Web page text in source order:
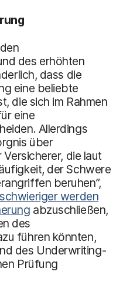
des erhöhten
dass die
eine beliebte
die sich im Rahmen
eine
Allerdings
über
die laut
der Schwere
beruhen”,
werden
abzuschließen,
des
führen könnten,
des Underwriting-
Prüfung